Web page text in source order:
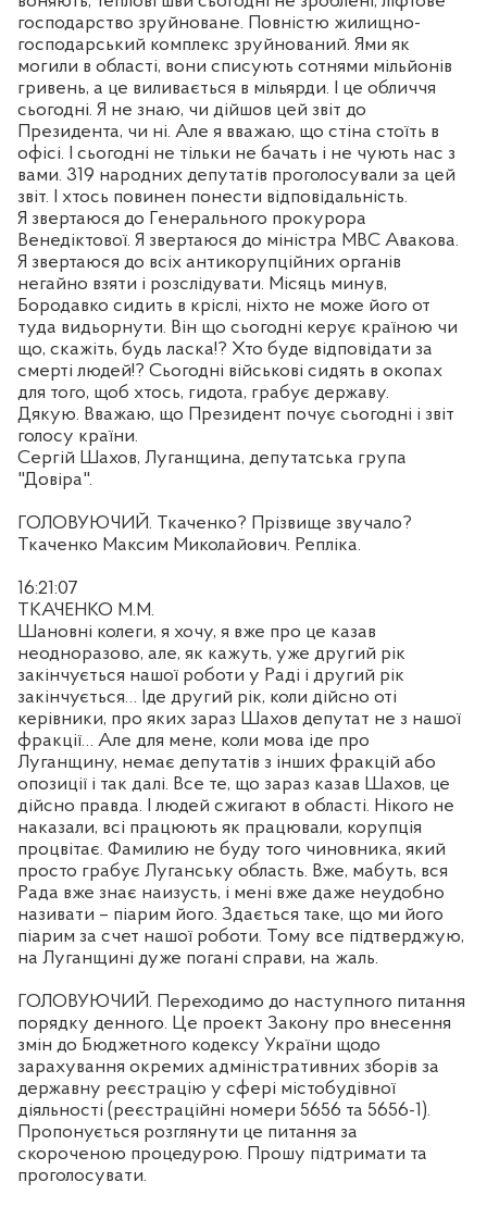
господарство зруйноване. Повністю жилищно-
господарський комплекс зруйнований. Ями як
могили в області, вони списують сотнями мільйонів
гривень, а це виливається в мільярди. І це обличчя
сьогодні. Я не знаю, чи дійшов цей звіт до
Президента, чи ні. Але я вважаю, що стіна стоїть в
офісі. І сьогодні не тільки не бачать і не чують нас з
вами. 319 народних депутатів проголосували за цей
звіт. І хтось повинен понести відповідальність.
Я звертаюся до Генерального прокурора
Венедіктової. Я звертаюся до міністра МВС Авакова.
Я звертаюся до всіх антикорупційних органів
негайно взяти і розслідувати. Місяць минув,
Бородавко сидить в кріслі, ніхто не може його от
туда видьорнути. Він що сьогодні керує країною чи
що, скажіть, будь ласка!? Хто буде відповідати за
смерті людей!? Сьогодні військові сидять в окопах
для того, щоб хтось, гидота, грабує державу.
Дякую. Вважаю, що Президент почує сьогодні і звіт
голосу країни.
Сергій Шахов, Луганщина, депутатська група
"Довіра".
ГОЛОВУЮЧИЙ. Ткаченко? Прізвище звучало?
Ткаченко Максим Миколайович. Репліка.
16:21:07
ТКАЧЕНКО М.М.
Шановні колеги, я хочу, я вже про це казав
неодноразово, але, як кажуть, уже другий рік
закінчується нашої роботи у Раді і другий рік
закінчується… Іде другий рік, коли дійсно оті
керівники, про яких зараз Шахов депутат не з нашої
фракції… Але для мене, коли мова іде про
Луганщину, немає депутатів з інших фракцій або
опозиції і так далі. Все те, що зараз казав Шахов, це
дійсно правда. І людей сжигают в області. Нікого не
наказали, всі працюють як працювали, корупція
процвітає. Фамилию не буду того чиновника, який
просто грабує Луганську область. Вже, мабуть, вся
Рада вже знає наизусть, і мені вже даже неудобно
називати – піарим його. Здається таке, що ми його
піарим за счет нашої роботи. Тому все підтверджую,
на Луганщині дуже погані справи, на жаль.
ГОЛОВУЮЧИЙ. Переходимо до наступного питання
порядку денного. Це проект Закону про внесення
змін до Бюджетного кодексу України щодо
зарахування окремих адміністративних зборів за
державну реєстрацію у сфері містобудівної
діяльності (реєстраційні номери 5656 та 5656-1).
Пропонується розглянути це питання за
скороченою процедурою. Прошу підтримати та
проголосувати.